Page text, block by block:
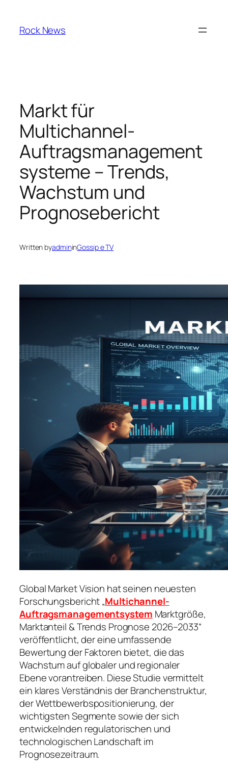
content
Rock News
Markt für
Multichannel-
Auftragsmanagement
systeme – Trends,
Wachstum und
Prognosebericht
Written byadmininGossip e TV
Global Market Vision hat seinen neuesten
Forschungsbericht „Multichannel-
Auftragsmanagementsystem Marktgröße,
Marktanteil & Trends Prognose 2026–2033“
veröffentlicht, der eine umfassende
Bewertung der Faktoren bietet, die das
Wachstum auf globaler und regionaler
Ebene vorantreiben. Diese Studie vermittelt
ein klares Verständnis der Branchenstruktur,
der Wettbewerbspositionierung, der
wichtigsten Segmente sowie der sich
entwickelnden regulatorischen und
technologischen Landschaft im
Prognosezeitraum.